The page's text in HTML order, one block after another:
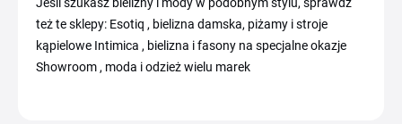
też te sklepy: Esotiq , bielizna damska, piżamy i stroje
kąpielowe Intimica , bielizna i fasony na specjalne okazje
Showroom , moda i odzież wielu marek